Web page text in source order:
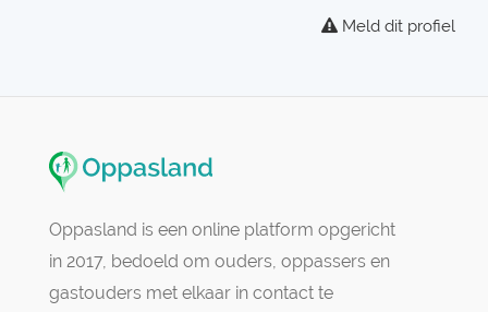
Meld dit profiel
Oppasland is een online platform opgericht
in 2017, bedoeld om ouders, oppassers en
gastouders met elkaar in contact te